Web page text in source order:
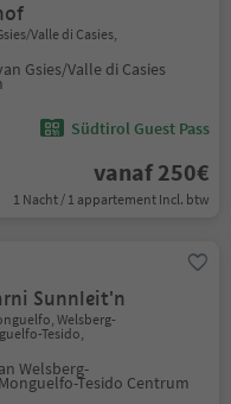
Valle di Casies,
Gsies/Valle di Casies
Südtirol Guest Pass
vanaf 250€
1 Nacht / 1 appartement Incl. btw
Sunnleit'n
Welsberg-
Tesido,
Welsberg-
Tesido Centrum